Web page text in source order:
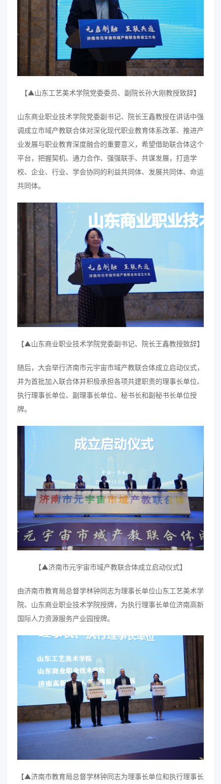
【▲山东工艺美术学院党委委员、副院长孙大刚教授致辞】
山东商业职业技术学院党委副书记、院长王鑫教授在讲话中强
调成立市域产教联合体对深化现代职业教育体系改革、推进产
业发展与职业教育深度融合的重要意义，希望借助联合体这个
平台，把握契机、通力合作、强强联手、共谋发展，打造学
校、企业、行业、学会协同的利益共同体、发展共同体、命运
共同体。
【▲山东商业职业技术学院党委副书记、院长王鑫教授致辞】
随后，大会举行济南市元宇宙市域产教联合体成立启动仪式，
并为首批加入联合体并积极承担各项共建职责的理事长单位、
执行理事长单位、副理事长单位、秘书长和副秘书长单位授
牌。
【▲济南市元宇宙市域产教联合体成立启动仪式】
由济南市教育局总督学林钟同志为理事长单位山东工艺美术学
院、山东商业职业技术学院授牌，为执行理事长单位济南高新
国际人力资源服务产业园授牌。
【▲济南市教育局总督学林钟同志为理事长单位和执行理事长